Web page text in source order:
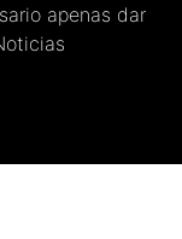
apenas dar